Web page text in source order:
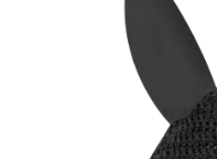
hvězdiček.